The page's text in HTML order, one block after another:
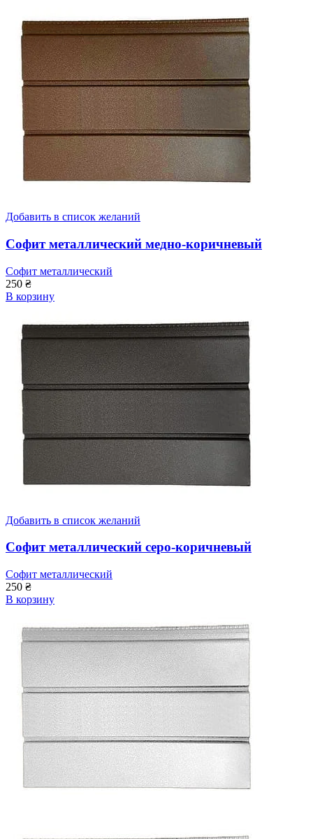
Добавить в список желаний
Софит металлический медно-коричневый
Софит металлический
250 ₴
В корзину
Добавить в список желаний
Софит металлический серо-коричневый
Софит металлический
250 ₴
В корзину